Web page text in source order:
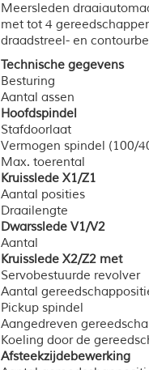
Meersleden
met tot 4
draadstreel- en
Technische gegevens
Besturing
Aantal assen
Hoofdspindel
Stafdoorlaat
Vermogen spindel (100/
Max. toerental
Kruisslede X1/Z1
Aantal posities
Draailengte
Dwarsslede V1/V2
Aantal
Kruisslede X2/Z2 met
Servobestuurde revolver
Aantal
Pickup spindel
Aangedreven
Koeling door de
Afsteekzijdebewerking